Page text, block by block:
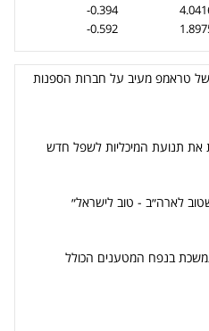
-0.394
-0.592
טראמפ מעיב על חברות הספנות
את תנועת המיכליות לשפל חדש
לארה״ב - טוב לישראל״